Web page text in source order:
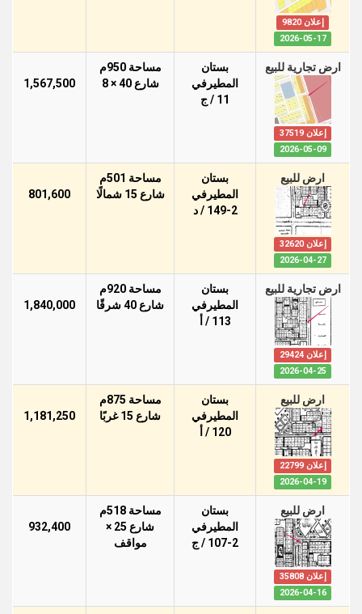
إعلان 9820
2026-05-17
ارض تجارية للبيع
إعلان 37519
2026-05-09
بستان
المطيرفي
11 / ج
مساحة 950م
شارع 40 × 8
1,567,500
ارض للبيع
إعلان 32620
2026-04-27
بستان
المطيرفي
149-2 / د
مساحة 501م
شارع 15 شمالًا
801,600
ارض تجارية للبيع
إعلان 29424
2026-04-25
بستان
المطيرفي
113 / أ
مساحة 920م
شارع 40 شرقًا
1,840,000
ارض للبيع
إعلان 22799
2026-04-19
بستان
المطيرفي
120 / أ
مساحة 875م
شارع 15 غربًا
1,181,250
ارض للبيع
إعلان 35808
2026-04-16
بستان
المطيرفي
107-2 / ج
مساحة 518م
شارع 25 ×
مواقف
932,400